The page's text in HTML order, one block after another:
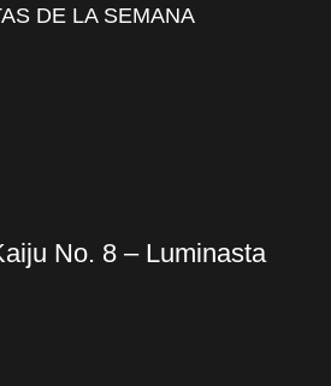
DE LA SEMANA
No. 8 – Luminasta